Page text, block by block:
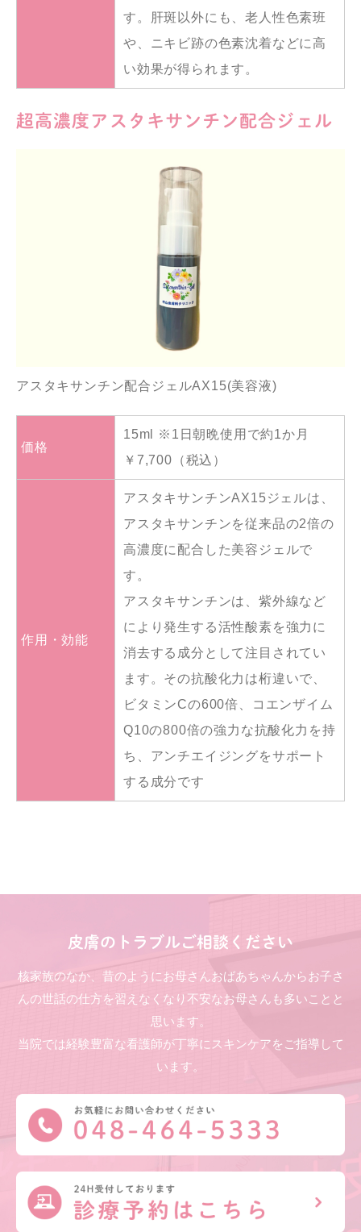
す。肝斑以外にも、老人性色素班
や、ニキビ跡の色素沈着などに高
い効果が得られます。
超高濃度アスタキサンチン配合ジェル
アスタキサンチン配合ジェルAX15(美容液)
価格
15ml ※1日朝晩使用で約1か月
￥7,700（税込）
作用・効能
アスタキサンチンAX15ジェルは、
アスタキサンチンを従来品の2倍の
高濃度に配合した美容ジェルで
す。
アスタキサンチンは、紫外線など
により発生する活性酸素を強力に
消去する成分として注目されてい
ます。その抗酸化力は桁違いで、
ビタミンCの600倍、コエンザイム
Q10の800倍の強力な抗酸化力を持
ち、アンチエイジングをサポート
する成分です
皮膚のトラブルご相談ください
核家族のなか、昔のようにお母さんおばあちゃんからお子さ
んの世話の仕方を習えなくなり不安なお母さんも多いことと
思います。
当院では経験豊富な看護師が丁寧にスキンケアをご指導して
います。